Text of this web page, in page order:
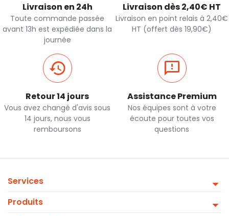
Livraison en 24h
Toute commande passée
avant 13h est expédiée dans la
journée
Livraison dès 2,40€ HT
Livraison en point relais à 2,40€
HT (offert dès 19,90€)
Retour 14 jours
Vous avez changé d'avis sous
14 jours, nous vous
remboursons
Assistance Premium
Nos équipes sont à votre
écoute pour toutes vos
questions
Services
Produits